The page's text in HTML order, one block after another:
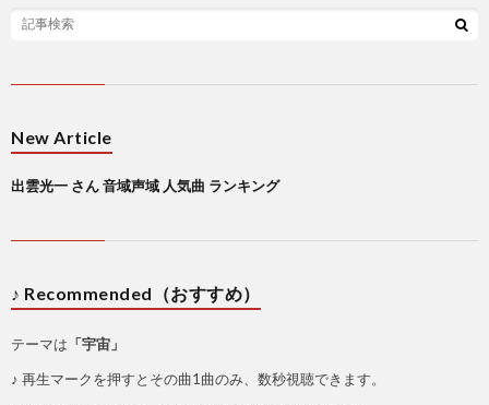
New Article
出雲光一 さん 音域声域 人気曲 ランキング
♪ Recommended（おすすめ）
テーマは 「宇宙」
♪ 再生マークを押すとその曲1曲のみ、数秒視聴できます。